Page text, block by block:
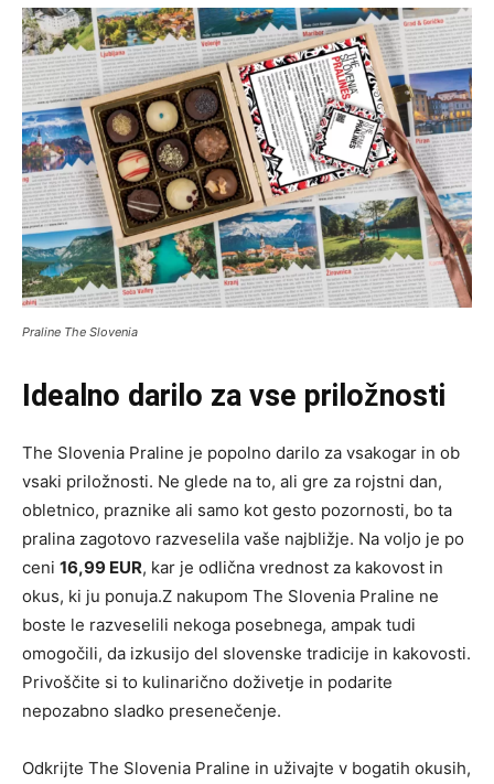
Praline The Slovenia
Idealno darilo za vse priložnosti
The Slovenia Praline je popolno darilo za vsakogar in ob
vsaki priložnosti. Ne glede na to, ali gre za rojstni dan,
obletnico, praznike ali samo kot gesto pozornosti, bo ta
pralina zagotovo razveselila vaše najbližje. Na voljo je po
ceni 16,99 EUR, kar je odlična vrednost za kakovost in
okus, ki ju ponuja.Z nakupom The Slovenia Praline ne
boste le razveselili nekoga posebnega, ampak tudi
omogočili, da izkusijo del slovenske tradicije in kakovosti.
Privoščite si to kulinarično doživetje in podarite
nepozabno sladko presenečenje.
Odkrijte The Slovenia Praline in uživajte v bogatih okusih,